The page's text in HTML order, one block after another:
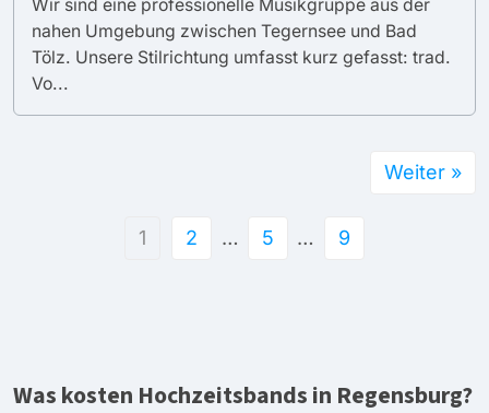
Wir sind eine professionelle Musikgruppe aus der
nahen Umgebung zwischen Tegernsee und Bad
Tölz. Unsere Stilrichtung umfasst kurz gefasst: trad.
Vo...
1 2 … 5 … 9
Weiter »
Was kosten Hochzeitsbands in Regensburg?